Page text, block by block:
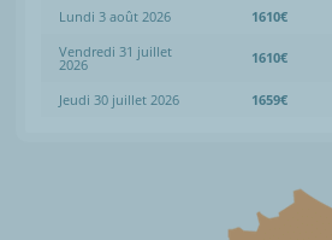
Lundi 3 août 2026
1610€
Vendredi 31 juillet
2026 1610€
Jeudi 30 juillet 2026 1659€